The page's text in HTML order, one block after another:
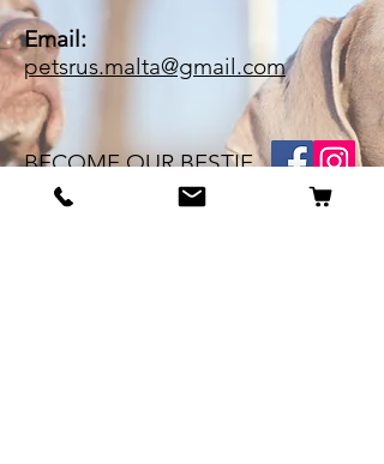
Email:
petsrus.malta@gmail.com
BECOME OUR BESTIE